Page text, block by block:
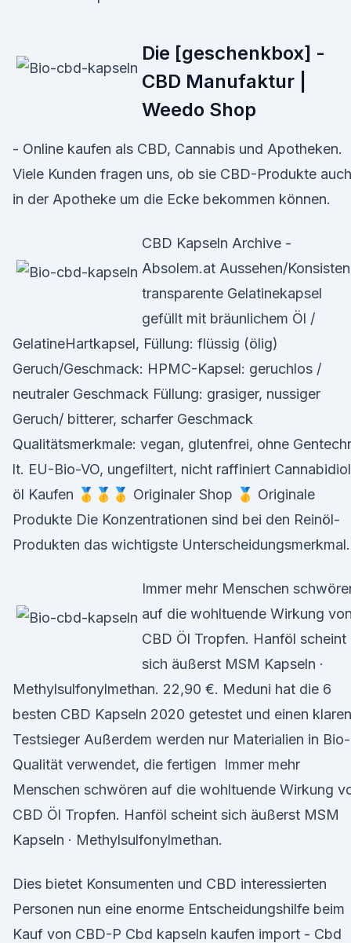
Die [geschenkbox] -
CBD Manufaktur |
Weedo Shop
- Online kaufen als CBD, Cannabis und Apotheken.
Viele Kunden fragen uns, ob sie CBD-Produkte auch
in der Apotheke um die Ecke bekommen können.
CBD Kapseln Archive -
Absolem.at Aussehen/
transparente Gelatinekapsel
gefüllt mit bräunlichem Öl /
GelatineHartkapsel, Füllung: flüssig (ölig)
Geruch/Geschmack: HPMC-Kapsel: geruchlos /
neutraler Geschmack Füllung: grasiger, nussiger
Geruch/ bitterer, scharfer Geschmack
Qualitätsmerkmale: vegan, glutenfrei, ohne
lt. EU-Bio-VO, ungefiltert, nicht raffiniert Cannabidiol
öl Kaufen 🥇🥇🥇 Originaler Shop 🥇 Originale
Produkte Die Konzentrationen sind bei den Reinöl-
Produkten das wichtigste Unterscheidungsmerkmal.
Immer mehr Menschen
auf die wohltuende Wirkung
CBD Öl Tropfen. Hanföl scheint
sich äußerst MSM Kapseln ·
Methylsulfonylmethan. 22,90 €. Meduni hat die 6
besten CBD Kapseln 2020 getestet und einen klaren
Testsieger Außerdem werden nur Materialien in Bio-
Qualität verwendet, die fertigen Immer mehr
Menschen schwören auf die wohltuende Wirkung
CBD Öl Tropfen. Hanföl scheint sich äußerst MSM
Kapseln · Methylsulfonylmethan.
Dies bietet Konsumenten und CBD interessierten
Personen nun eine enorme Entscheidungshilfe beim
Kauf von CBD-P Cbd kapseln kaufen import - Cbd